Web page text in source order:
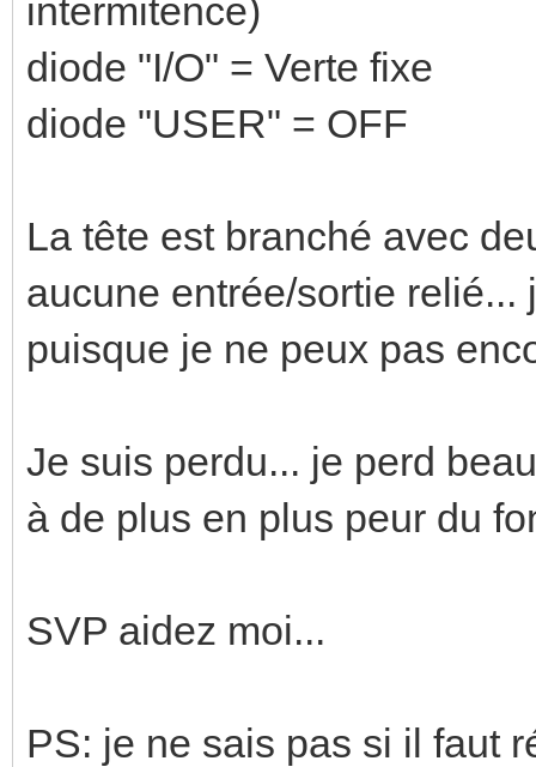
intermitence)
diode "I/O" = Verte fixe
diode "USER" = OFF
La tête est branché avec
aucune entrée/sortie
puisque je ne peux pas
Je suis perdu... je perd
à de plus en plus peur du
SVP aidez moi...
PS: je ne sais pas si il faut